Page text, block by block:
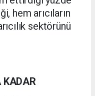
hem arıcıların
sektörünü
KADAR